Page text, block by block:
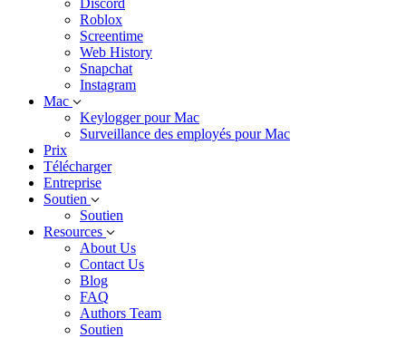
Discord
Roblox
Screentime
Web History
Snapchat
Instagram
Mac
Keylogger pour Mac
Surveillance des employés pour Mac
Prix
Télécharger
Entreprise
Soutien
Soutien
Resources
About Us
Contact Us
Blog
FAQ
Authors Team
Soutien